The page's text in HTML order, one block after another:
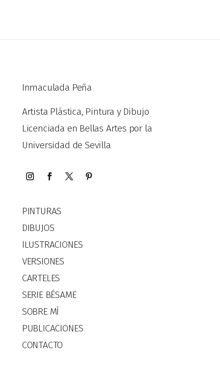
Inmaculada Peña
Artista Plástica, Pintura y Dibujo
Licenciada en Bellas Artes por la
Universidad de Sevilla
PINTURAS
DIBUJOS
ILUSTRACIONES
VERSIONES
CARTELES
SERIE BÉSAME
SOBRE MÍ
PUBLICACIONES
CONTACTO